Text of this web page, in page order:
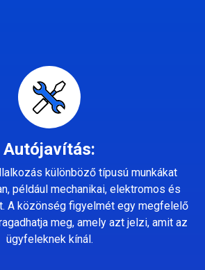
Autójavítás:
különböző típusú munkákat
például mechanikai, elektromos és
A közönség figyelmét egy megfelelő
meg, amely azt jelzi, amit az
ügyfeleknek kínál.